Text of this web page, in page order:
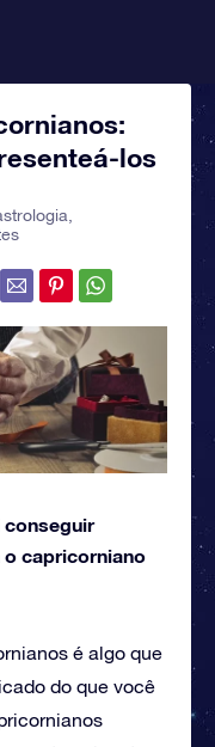
los
conseguir
capricorniano
é algo que
do que você